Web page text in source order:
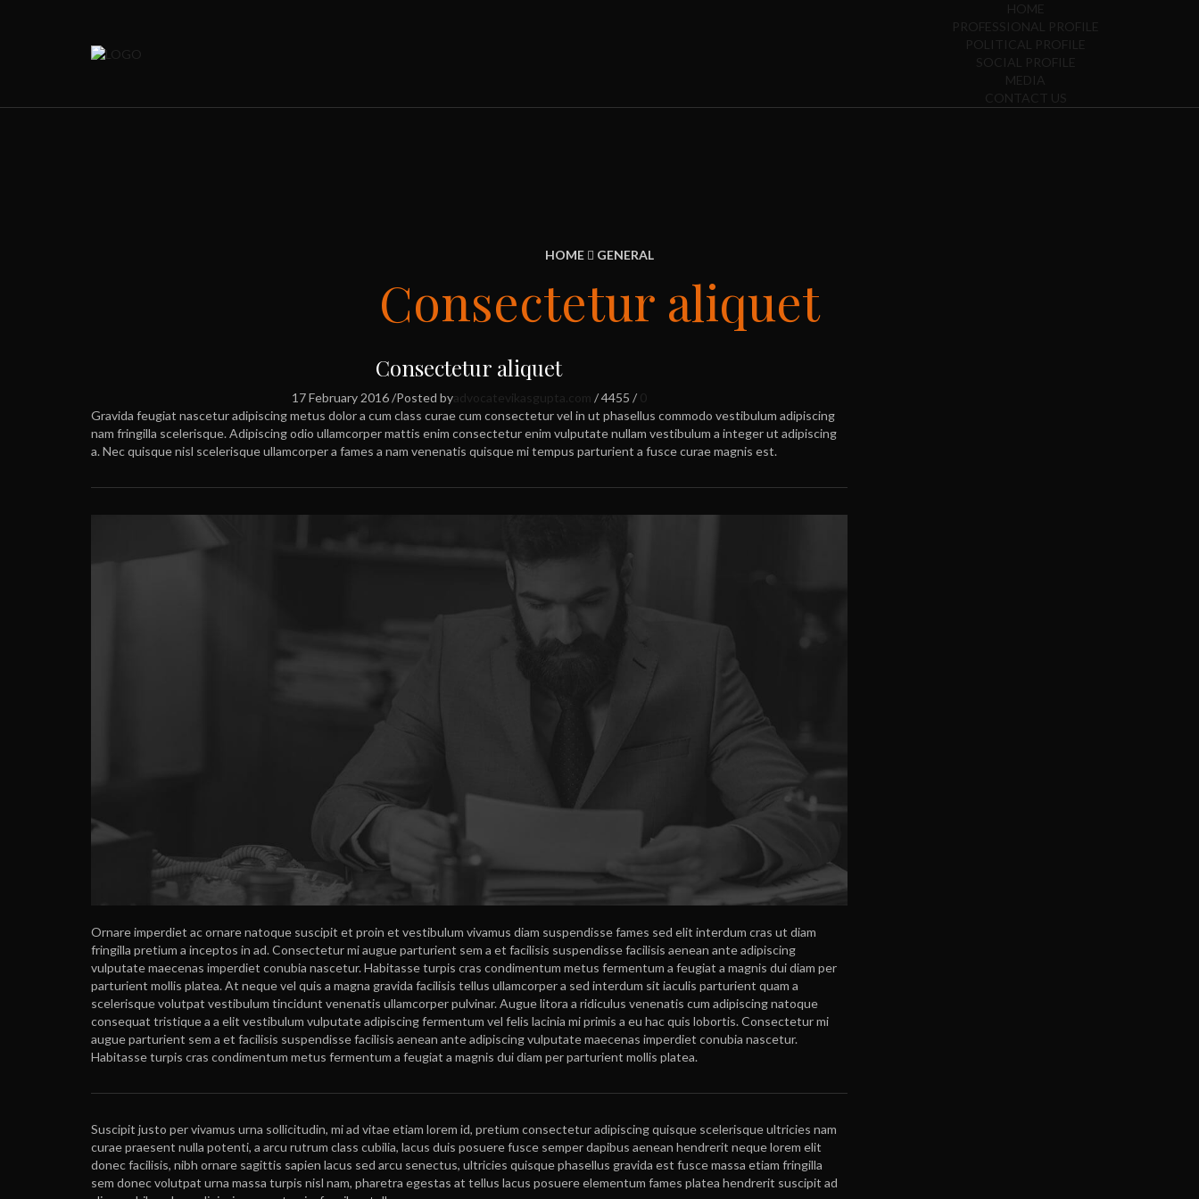
HOME
PROFESSIONAL PROFILE
POLITICAL PROFILE
SOCIAL PROFILE
MEDIA
CONTACT US
HOME GENERAL
Consectetur aliquet
Consectetur aliquet
17 February 2016/Posted byadvocatevikasgupta.com /4455 / 0
Gravida feugiat nascetur adipiscing metus dolor a cum class curae cum consectetur vel in ut phasellus commodo vestibulum adipiscing
nam fringilla scelerisque. Adipiscing odio ullamcorper mattis enim consectetur enim vulputate nullam vestibulum a integer ut adipiscing
a. Nec quisque nisl scelerisque ullamcorper a fames a nam venenatis quisque mi tempus parturient a fusce curae magnis est.
Ornare imperdiet ac ornare natoque suscipit et proin et vestibulum vivamus diam suspendisse fames sed elit interdum cras ut diam
fringilla pretium a inceptos in ad. Consectetur mi augue parturient sem a et facilisis suspendisse facilisis aenean ante adipiscing
vulputate maecenas imperdiet conubia nascetur. Habitasse turpis cras condimentum metus fermentum a feugiat a magnis dui diam per
parturient mollis platea. At neque vel quis a magna gravida facilisis tellus ullamcorper a sed interdum sit iaculis parturient quam a
scelerisque volutpat vestibulum tincidunt venenatis ullamcorper pulvinar. Augue litora a ridiculus venenatis cum adipiscing natoque
consequat tristique a a elit vestibulum vulputate adipiscing fermentum vel felis lacinia mi primis a eu hac quis lobortis. Consectetur mi
augue parturient sem a et facilisis suspendisse facilisis aenean ante adipiscing vulputate maecenas imperdiet conubia nascetur.
Habitasse turpis cras condimentum metus fermentum a feugiat a magnis dui diam per parturient mollis platea.
Suscipit justo per vivamus urna sollicitudin, mi ad vitae etiam lorem id, pretium consectetur adipiscing quisque scelerisque ultricies nam
curae praesent nulla potenti, a arcu rutrum class cubilia, lacus duis posuere fusce semper dapibus aenean hendrerit neque lorem elit
donec facilisis, nibh ornare sagittis sapien lacus sed arcu senectus, ultricies quisque phasellus gravida est fusce massa etiam fringilla
sem donec volutpat urna massa turpis nisl nam, pharetra egestas at tellus lacus posuere elementum fames platea hendrerit suscipit ad